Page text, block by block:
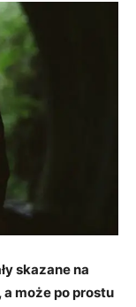
skazane na
może po prostu